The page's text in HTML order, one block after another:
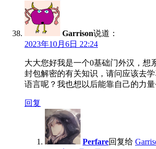
Garrison说道：
2023年10月6日 22:24
大大您好我是一个0基础门外汉，想
封包解密的有关知识，请问应该去
语言呢？我也想以后能靠自己的力
回复
Perfare回复给